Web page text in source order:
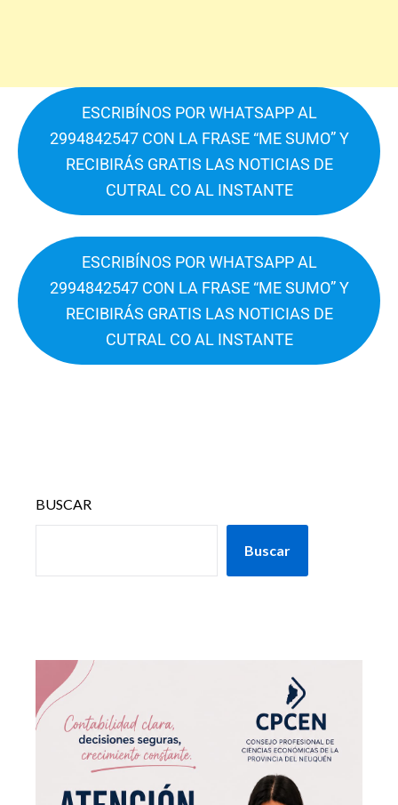
ESCRIBÍNOS POR WHATSAPP AL
2994842547 CON LA FRASE “ME SUMO” Y
RECIBIRÁS GRATIS LAS NOTICIAS DE
CUTRAL CO AL INSTANTE
ESCRIBÍNOS POR WHATSAPP AL
2994842547 CON LA FRASE “ME SUMO” Y
RECIBIRÁS GRATIS LAS NOTICIAS DE
CUTRAL CO AL INSTANTE
BUSCAR
Buscar